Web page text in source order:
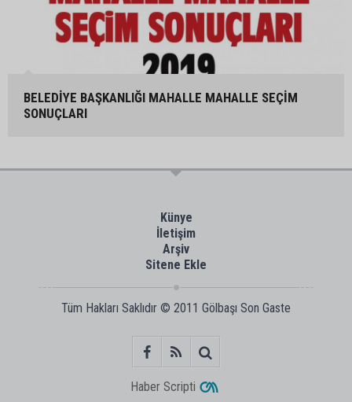
BELEDİYE BAŞKANLIĞI MAHALLE MAHALLE SEÇİM
SONUÇLARI
Künye
İletişim
Arşiv
Sitene Ekle
Tüm Hakları Saklıdır © 2011 Gölbaşı Son Gaste
Haber Scripti